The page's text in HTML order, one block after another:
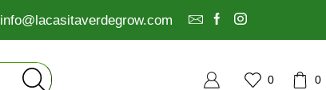
info@lacasitaverdegrow.com
0 0